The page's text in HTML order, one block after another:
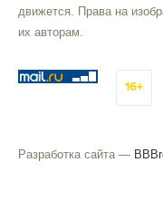
движется. Права на
их авторам.
16+
Разработка сайта —